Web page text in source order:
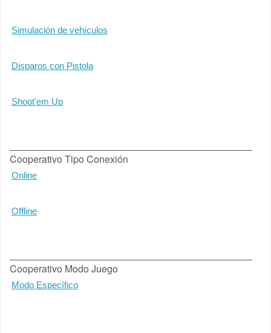
Simulación de vehículos
Disparos con Pistola
Shoot'em Up
Cooperativo Tipo Conexión
Online
Offline
Cooperativo Modo Juego
Modo Específico